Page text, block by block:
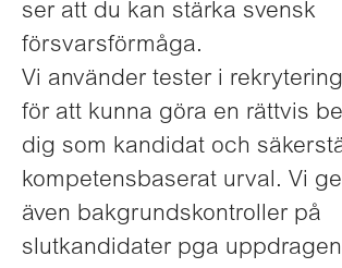
ser att du kan stärka svensk
försvarsförmåga.
Vi använder tester i
för att kunna göra en rättvis
dig som kandidat och
kompetensbaserat urval. Vi
även bakgrundskontroller på
slutkandidater pga